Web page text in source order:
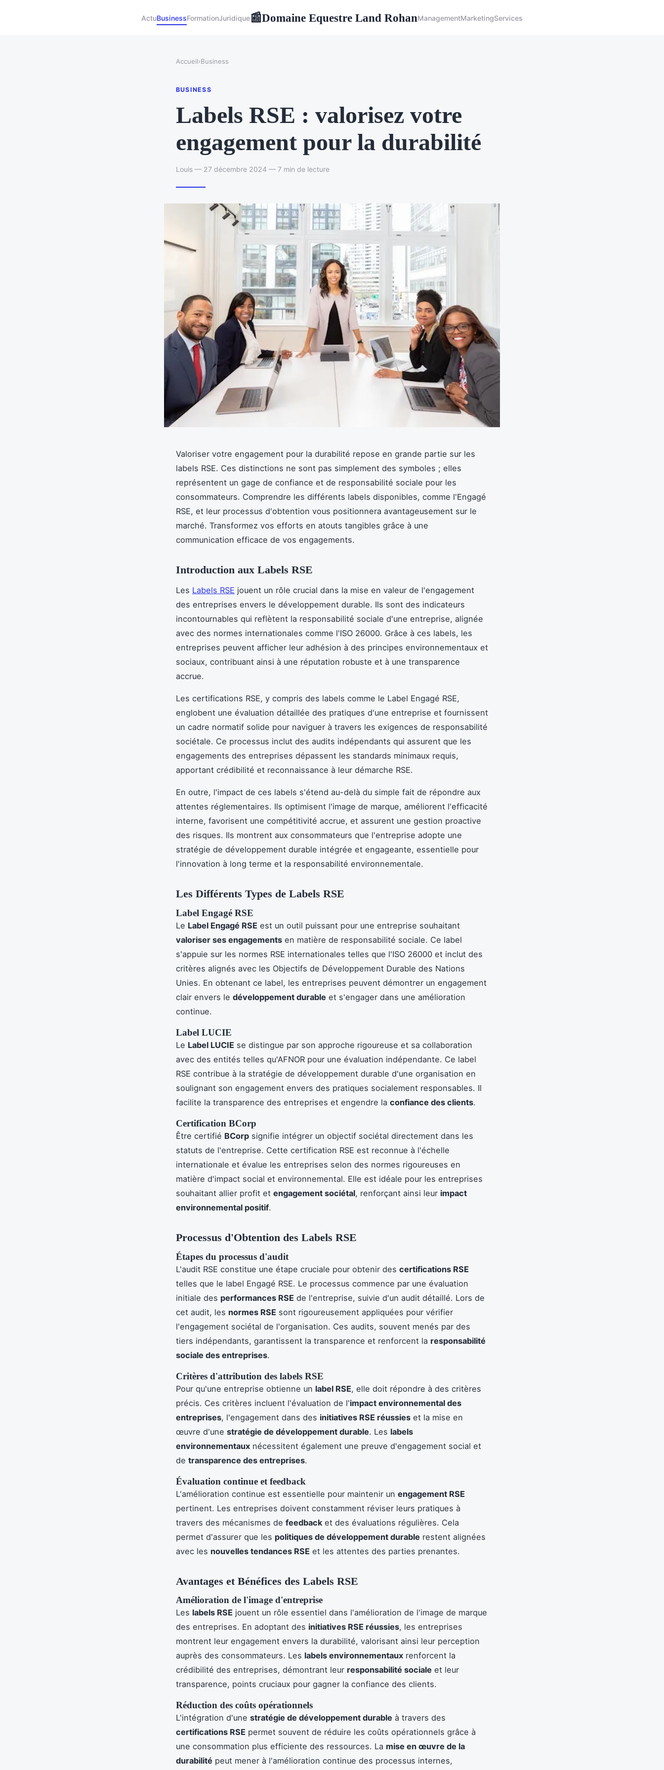
ActuBusinessFormationJuridique📰Domaine Equestre Land RohanManagementMarketingServices
Accueil›Business
BUSINESS
Labels RSE : valorisez votre
engagement pour la durabilité
Louis — 27 décembre 2024 — 7 min de lecture
Valoriser votre engagement pour la durabilité repose en grande partie sur les
labels RSE. Ces distinctions ne sont pas simplement des symboles ; elles
représentent un gage de confiance et de responsabilité sociale pour les
consommateurs. Comprendre les différents labels disponibles, comme l'Engagé
RSE, et leur processus d'obtention vous positionnera avantageusement sur le
marché. Transformez vos efforts en atouts tangibles grâce à une
communication efficace de vos engagements.
Introduction aux Labels RSE
Les Labels RSE jouent un rôle crucial dans la mise en valeur de l'engagement
des entreprises envers le développement durable. Ils sont des indicateurs
incontournables qui reflètent la responsabilité sociale d'une entreprise, alignée
avec des normes internationales comme l'ISO 26000. Grâce à ces labels, les
entreprises peuvent afficher leur adhésion à des principes environnementaux et
sociaux, contribuant ainsi à une réputation robuste et à une transparence
accrue.
Les certifications RSE, y compris des labels comme le Label Engagé RSE,
englobent une évaluation détaillée des pratiques d'une entreprise et fournissent
un cadre normatif solide pour naviguer à travers les exigences de responsabilité
sociétale. Ce processus inclut des audits indépendants qui assurent que les
engagements des entreprises dépassent les standards minimaux requis,
apportant crédibilité et reconnaissance à leur démarche RSE.
En outre, l'impact de ces labels s'étend au-delà du simple fait de répondre aux
attentes réglementaires. Ils optimisent l'image de marque, améliorent l'efficacité
interne, favorisent une compétitivité accrue, et assurent une gestion proactive
des risques. Ils montrent aux consommateurs que l'entreprise adopte une
stratégie de développement durable intégrée et engageante, essentielle pour
l'innovation à long terme et la responsabilité environnementale.
Les Différents Types de Labels RSE
Label Engagé RSE
Le Label Engagé RSE est un outil puissant pour une entreprise souhaitant
valoriser ses engagements en matière de responsabilité sociale. Ce label
s'appuie sur les normes RSE internationales telles que l'ISO 26000 et inclut des
critères alignés avec les Objectifs de Développement Durable des Nations
Unies. En obtenant ce label, les entreprises peuvent démontrer un engagement
clair envers le développement durable et s'engager dans une amélioration
continue.
Label LUCIE
Le Label LUCIE se distingue par son approche rigoureuse et sa collaboration
avec des entités telles qu'AFNOR pour une évaluation indépendante. Ce label
RSE contribue à la stratégie de développement durable d'une organisation en
soulignant son engagement envers des pratiques socialement responsables. Il
facilite la transparence des entreprises et engendre la confiance des clients.
Certification BCorp
Être certifié BCorp signifie intégrer un objectif sociétal directement dans les
statuts de l'entreprise. Cette certification RSE est reconnue à l'échelle
internationale et évalue les entreprises selon des normes rigoureuses en
matière d'impact social et environnemental. Elle est idéale pour les entreprises
souhaitant allier profit et engagement sociétal, renforçant ainsi leur impact
environnemental positif.
Processus d'Obtention des Labels RSE
Étapes du processus d'audit
L'audit RSE constitue une étape cruciale pour obtenir des certifications RSE
telles que le label Engagé RSE. Le processus commence par une évaluation
initiale des performances RSE de l'entreprise, suivie d'un audit détaillé. Lors de
cet audit, les normes RSE sont rigoureusement appliquées pour vérifier
l'engagement sociétal de l'organisation. Ces audits, souvent menés par des
tiers indépendants, garantissent la transparence et renforcent la responsabilité
sociale des entreprises.
Critères d'attribution des labels RSE
Pour qu'une entreprise obtienne un label RSE, elle doit répondre à des critères
précis. Ces critères incluent l'évaluation de l'impact environnemental des
entreprises, l'engagement dans des initiatives RSE réussies et la mise en
œuvre d'une stratégie de développement durable. Les labels
environnementaux nécessitent également une preuve d'engagement social et
de transparence des entreprises.
Évaluation continue et feedback
L'amélioration continue est essentielle pour maintenir un engagement RSE
pertinent. Les entreprises doivent constamment réviser leurs pratiques à
travers des mécanismes de feedback et des évaluations régulières. Cela
permet d'assurer que les politiques de développement durable restent alignées
avec les nouvelles tendances RSE et les attentes des parties prenantes.
Avantages et Bénéfices des Labels RSE
Amélioration de l'image d'entreprise
Les labels RSE jouent un rôle essentiel dans l'amélioration de l'image de marque
des entreprises. En adoptant des initiatives RSE réussies, les entreprises
montrent leur engagement envers la durabilité, valorisant ainsi leur perception
auprès des consommateurs. Les labels environnementaux renforcent la
crédibilité des entreprises, démontrant leur responsabilité sociale et leur
transparence, points cruciaux pour gagner la confiance des clients.
Réduction des coûts opérationnels
L'intégration d'une stratégie de développement durable à travers des
certifications RSE permet souvent de réduire les coûts opérationnels grâce à
une consommation plus efficiente des ressources. La mise en œuvre de la
durabilité peut mener à l'amélioration continue des processus internes,